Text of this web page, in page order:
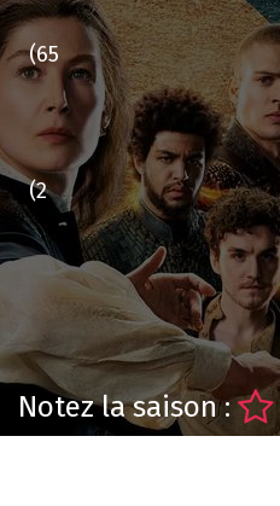
(65
(2
Notez la saison :